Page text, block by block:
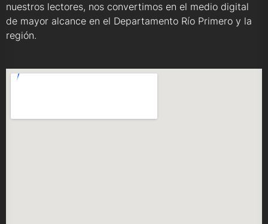
nuestros lectores, nos convertimos en el medio digital
de mayor alcance en el Departamento Río Primero y la
región.